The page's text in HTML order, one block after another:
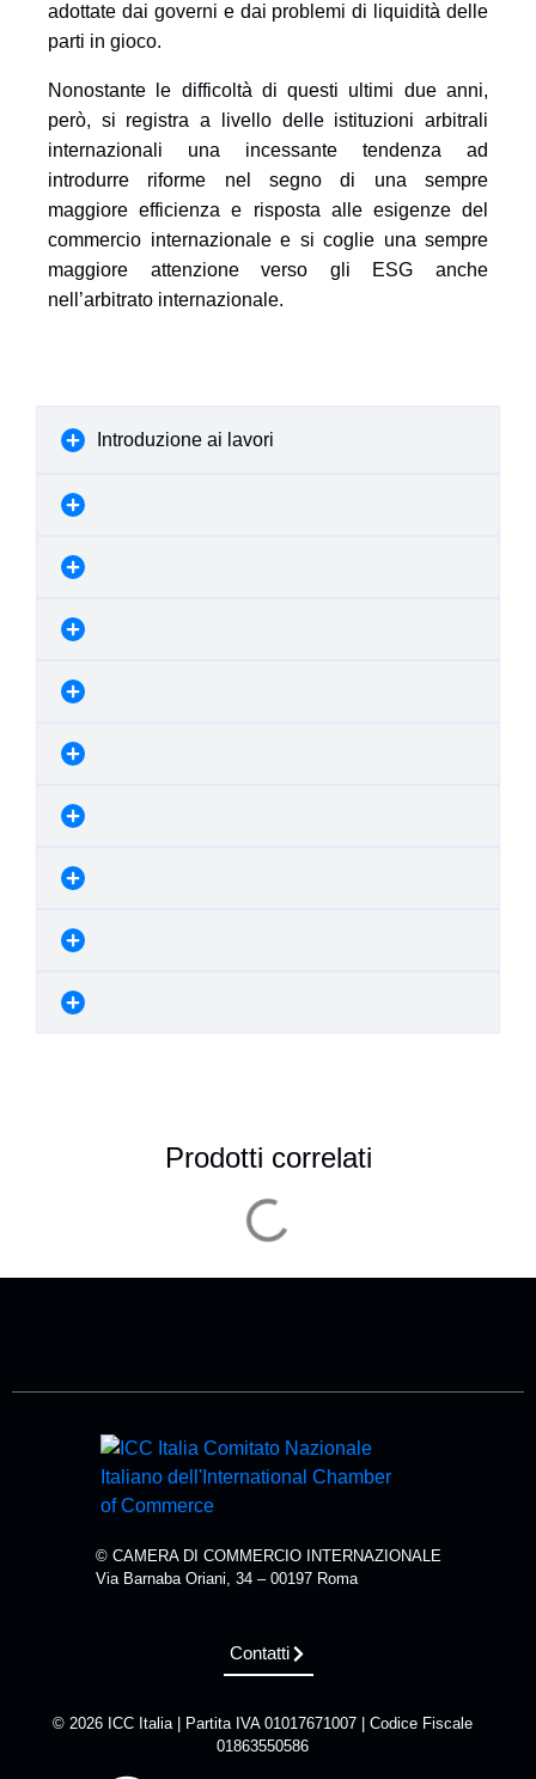
adottate dai governi e dai problemi di liquidità delle
parti in gioco.
Nonostante le difficoltà di questi ultimi due anni,
però, si registra a livello delle istituzioni arbitrali
internazionali una incessante tendenza ad
introdurre riforme nel segno di una sempre
maggiore efficienza e risposta alle esigenze del
commercio internazionale e si coglie una sempre
maggiore attenzione verso gli ESG anche
nell’arbitrato internazionale.
Introduzione ai lavori
Prodotti correlati
© CAMERA DI COMMERCIO INTERNAZIONALE
Via Barnaba Oriani, 34 – 00197 Roma
Contatti
© 2026 ICC Italia | Partita IVA 01017671007 | Codice Fiscale
01863550586